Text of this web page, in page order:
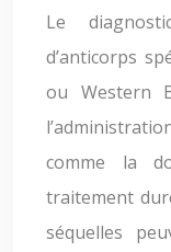
Le
d’anticorps
ou Western
comme la
traitement
séquelles